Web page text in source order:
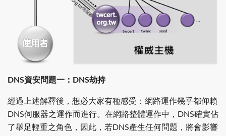
DNS資安問題一：DNS劫持
經過上述解釋後，想必大家有種感受：網路運作幾乎都仰賴
DNS伺服器之運作而進行。在網路整體運作中，DNS確實佔
了舉足輕重之角色，因此，若DNS產生任何問題，將會影響